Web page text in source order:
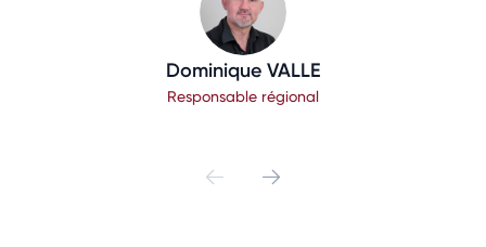
Dominique VALLE
Responsable régional